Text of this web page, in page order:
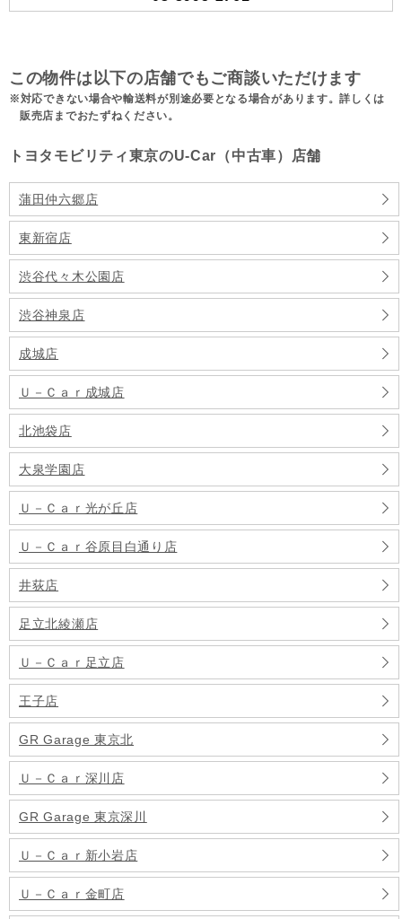
この物件は以下の店舗でもご商談いただけます
対応できない場合や輸送料が別途必要となる場合があります。詳しくは
販売店までおたずねください。
トヨタモビリティ東京のU-Car（中古車）店舗
蒲田仲六郷店
東新宿店
渋谷代々木公園店
渋谷神泉店
成城店
Ｕ－Ｃａｒ成城店
北池袋店
大泉学園店
Ｕ－Ｃａｒ光が丘店
Ｕ－Ｃａｒ谷原目白通り店
井荻店
足立北綾瀬店
Ｕ－Ｃａｒ足立店
王子店
GR Garage 東京北
Ｕ－Ｃａｒ深川店
GR Garage 東京深川
Ｕ－Ｃａｒ新小岩店
Ｕ－Ｃａｒ金町店